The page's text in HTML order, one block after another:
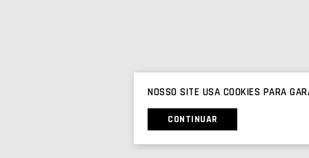
NOSSO SITE USA COOKIES PARA
CONTINUAR